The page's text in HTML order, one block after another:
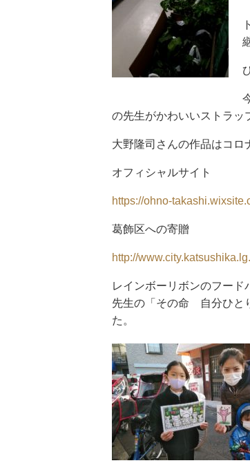
の先生がかわいいストラッ
大野隆司さんの作品はコロ
オフィシャルサイト
https://ohno-
葛飾区への寄贈
http://
レインボーリボンのフー
先生の「その命 自分ひと
た。